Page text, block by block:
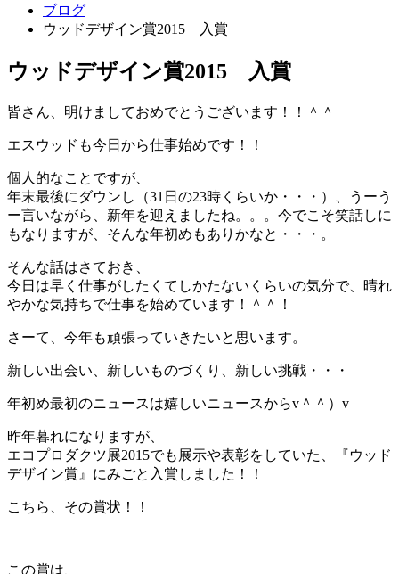
ブログ
ウッドデザイン賞2015 入賞
ウッドデザイン賞2015 入賞
皆さん、明けましておめでとうございます！！＾＾
エスウッドも今日から仕事始めです！！
個人的なことですが、
年末最後にダウンし（31日の23時くらいか・・・）、うーう
ー言いながら、新年を迎えましたね。。。今でこそ笑話しに
もなりますが、そんな年初めもありかなと・・・。
そんな話はさておき、
今日は早く仕事がしたくてしかたないくらいの気分で、晴れ
やかな気持ちで仕事を始めています！＾＾！
さーて、今年も頑張っていきたいと思います。
新しい出会い、新しいものづくり、新しい挑戦・・・
年初め最初のニュースは嬉しいニュースからv＾＾）v
昨年暮れになりますが、
エコプロダクツ展2015でも展示や表彰をしていた、『ウッド
デザイン賞』にみごと入賞しました！！
こちら、その賞状！！
この賞は、